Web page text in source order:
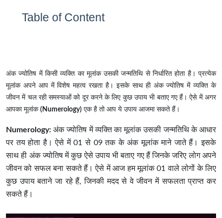
Table of Content
अंक ज्योतिष में किसी व्यक्ति का मूलांक उसकी जन्मतिथि से निर्धारित होता है। प्रत्येक
मूलांक अपने आप में विशेष महत्व रखता है। इसके साथ ही अंक ज्योतिष में व्यक्ति के
जीवन में चल रही समस्याओं को दूर करने के लिए कुछ उपाय भी बताए गए हैं। ऐसे में अगर
आपका मूलांक (Numerology) एक है तो आप ये उपाय आजमा सकते हैं।
Numerology: अंक ज्योतिष में व्यक्ति का मूलांक उसकी जन्मतिथि के आधार
पर तय होता है। ऐसे में 01 से 09 तक के अंक मूलांक माने जाते हैं। इसके
साथ ही अंक ज्योतिष में कुछ ऐसे उपाय भी बताए गए हैं जिनके जरिए लोग अपने
जीवन को सफल बना सकते हैं। ऐसे में आज हम मूलांक 01 वाले लोगों के लिए
कुछ उपाय बताने जा रहे हैं, जिनकी मदद से वे जीवन में सफलता प्राप्त कर
सकते हैं।